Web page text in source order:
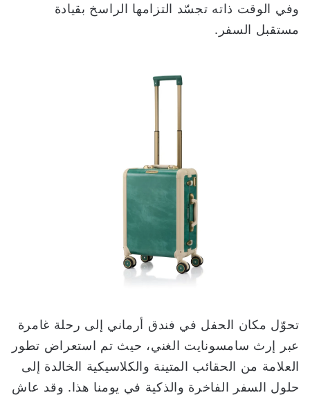
وفي الوقت ذاته تجسّد التزامها الراسخ بقيادة
مستقبل السفر.
تحوّل مكان الحفل في فندق أرماني إلى رحلة غامرة
عبر إرث سامسونايت الغني، حيث تم استعراض تطور
العلامة من الحقائب المتينة والكلاسيكية الخالدة إلى
حلول السفر الفاخرة والذكية في يومنا هذا. وقد عاش